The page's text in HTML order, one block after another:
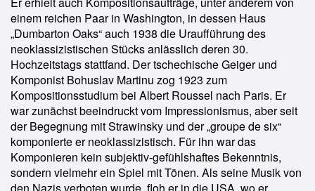
einem reichen Paar in Washington, in dessen Haus
„Dumbarton Oaks“ auch 1938 die Uraufführung des
neoklassizistischen Stücks anlässlich deren 30.
Hochzeitstags stattfand. Der tschechische Geiger und
Komponist Bohuslav Martinu zog 1923 zum
Kompositionsstudium bei Albert Roussel nach Paris. Er
war zunächst beeindruckt vom Impressionismus, aber seit
der Begegnung mit Strawinsky und der „groupe de six“
komponierte er neoklassizistisch. Für ihn war das
Komponieren kein subjektiv-gefühlshaftes Bekenntnis,
sondern vielmehr ein Spiel mit Tönen. Als seine Musik von